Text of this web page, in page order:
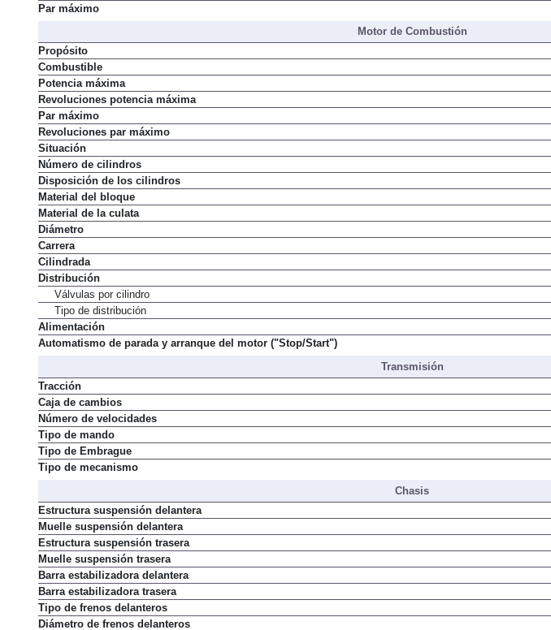
Par máximo
Motor de Combustión
Propósito
Combustible
Potencia máxima
Revoluciones potencia máxima
Par máximo
Revoluciones par máximo
Situación
Número de cilindros
Disposición de los cilindros
Material del bloque
Material de la culata
Diámetro
Carrera
Cilindrada
Distribución
Válvulas por cilindro
Tipo de distribución
Alimentación
Automatismo de parada y arranque del motor ("Stop/Start")
Transmisión
Tracción
Caja de cambios
Número de velocidades
Tipo de mando
Tipo de Embrague
Tipo de mecanismo
Chasis
Estructura suspensión delantera
Muelle suspensión delantera
Estructura suspensión trasera
Muelle suspensión trasera
Barra estabilizadora delantera
Barra estabilizadora trasera
Tipo de frenos delanteros
Diámetro de frenos delanteros